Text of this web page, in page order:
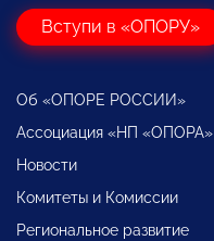
Вступи в «ОПОРУ»
Об «ОПОРЕ РОССИИ»
Ассоциация «НП «ОПОРА»
Новости
Комитеты и Комиссии
Региональное развитие